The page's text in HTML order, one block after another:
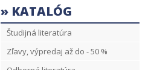
» KATALÓG
Študijná literatúra
Zľavy, výpredaj až do - 50 %